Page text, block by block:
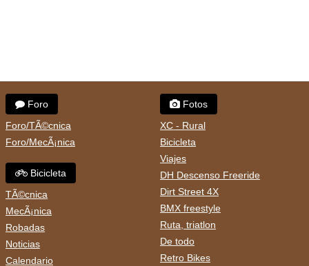
Foro
Foro/TÃ©cnica
Foro/MecÃ¡nica
Bicicleta
TÃ©cnica
MecÃ¡nica
Robadas
Noticias
Calendario
Fotos
XC - Rural
Bicicleta
Viajes
DH Descenso Freeride
Dirt Street 4X
BMX freestyle
Ruta, triatlon
De todo
Retro Bikes